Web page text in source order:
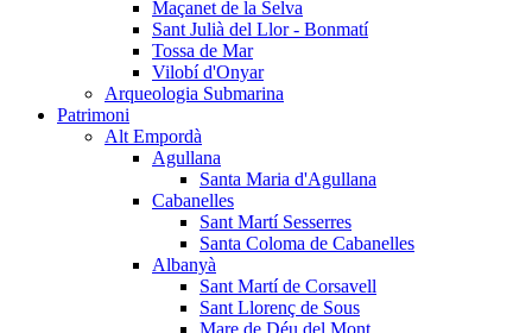
Maçanet de la Selva
Sant Julià del Llor - Bonmatí
Tossa de Mar
Vilobí d'Onyar
Arqueologia Submarina
Patrimoni
Alt Empordà
Agullana
Santa Maria d'Agullana
Cabanelles
Sant Martí Sesserres
Santa Coloma de Cabanelles
Albanyà
Sant Martí de Corsavell
Sant Llorenç de Sous
Mare de Déu del Mont